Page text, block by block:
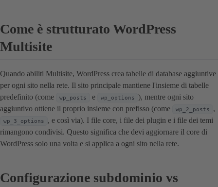
Come è strutturato WordPress
Multisite
Quando abiliti Multisite, WordPress crea tabelle di database aggiuntive
per ogni sito nella rete. Il sito principale mantiene l'insieme di tabelle
predefinito (come
wp_posts e wp_options ), mentre ogni sito
aggiuntivo ottiene il proprio insieme con prefisso (come
wp_2_posts ,
wp_3_options
, e così via). I file core, i file dei plugin e i file dei temi
rimangono condivisi. Questo significa che devi aggiornare il core di
WordPress solo una volta e si applica a ogni sito nella rete.
Configurazione subdominio vs